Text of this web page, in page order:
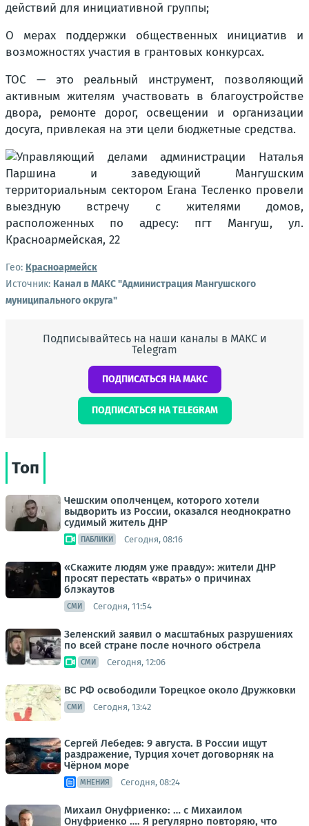
действий для инициативной группы;
О мерах поддержки общественных инициатив и
возможностях участия в грантовых конкурсах.
ТОС — это реальный инструмент, позволяющий
активным жителям участвовать в благоустройстве
двора, ремонте дорог, освещении и организации
досуга, привлекая на эти цели бюджетные средства.
Гео: Красноармейск
Источник: Канал в МАКС "Администрация Мангушского
муниципального округа"
Подписывайтесь на наши каналы в МАКС и
Telegram
ПОДПИСАТЬСЯ НА МАКС
ПОДПИСАТЬСЯ НА TELEGRAM
Топ
Чешским ополченцем, которого хотели
выдворить из России, оказался неоднократно
судимый житель ДНР
ПАБЛИКИ Сегодня, 08:16
«Скажите людям уже правду»: жители ДНР
просят перестать «врать» о причинах
блэкаутов
СМИ Сегодня, 11:54
Зеленский заявил о масштабных разрушениях
по всей стране после ночного обстрела
СМИ Сегодня, 12:06
ВС РФ освободили Торецкое около Дружковки
СМИ Сегодня, 13:42
Сергей Лебедев: 9 августа. В России ищут
раздражение, Турция хочет договорняк на
Чёрном море
МНЕНИЯ Сегодня, 08:24
Михаил Онуфриенко: … с Михаилом
Онуфриенко …. Я регулярно повторяю, что